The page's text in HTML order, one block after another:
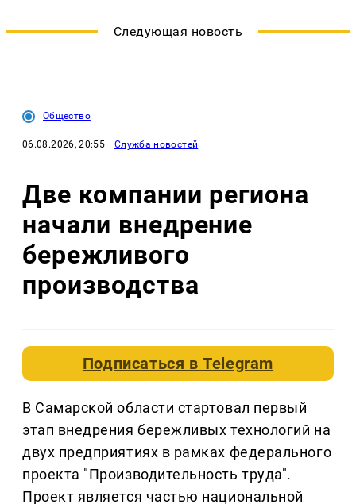
Следующая новость
Общество
06.08.2026, 20:55 · Служба новостей
Две компании региона
начали внедрение
бережливого
производства
Подписаться вTelegram
В Самарской области стартовал первый
этап внедрения бережливых технологий на
двух предприятиях в рамках федерального
проекта "Производительность труда".
Проект является частью национальной